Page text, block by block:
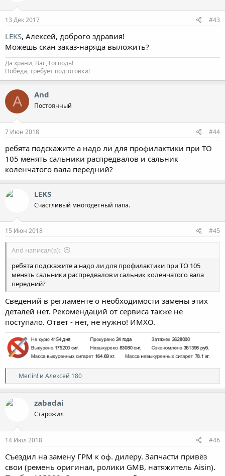
:
13 Дек 2017 #43
LEKS, Алексей, доброго здравия!
Можешь скан заказ-наряда выложить?
Да храни, Вас, Господь!
Победа, требует подготовки!
A And
Постоянный
7 Июн 2018 #44
ребята подскажите а надо ли для профилактики при ТО
105 менять сальники распредвалов и сальник
коленчатого вала передний?
LEKS
Счастливый многодетный папа.
15 Июн 2018 #45
And написал(а):
ребята подскажите а надо ли для профилактики при ТО 105
менять сальники распредвалов и сальник коленчатого вала
передний?
Сведений в регламенте о необходимости замены этих
деталей нет. Рекомендаций от сервиса также не
поступало. Ответ - нет, не нужно! ИМХО.
Р
е
а
:
Merlin! и Алексей 180
zabadai
Старожил
14 Июл 2018 #46
Съездил на замену ГРМ к оф. дилеру. Запчасти привёз
свои (ремень оригинал, ролики GMB, натяжитель Aisin).